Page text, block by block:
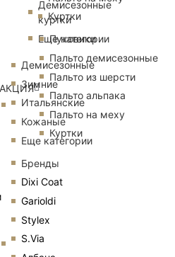
Демисезонные
куртки
Еще категории
Демисезонные
Зимние
Итальянские
Кожаные
Еще категории
Бренды
Dixi Coat
Garioldi
Stylex
S.Via
Куртки
АКЦИЯ
Пуховики
Пальто демисезонные
Пальто из шерсти
Пальто альпака
Пальто на меху
Куртки